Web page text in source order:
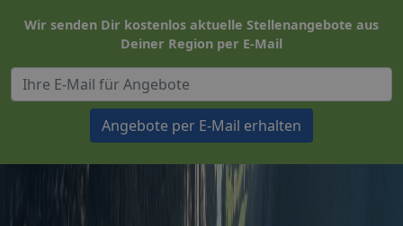
Wir senden Dir kostenlos aktuelle Stellenangebote aus
Deiner Region per E-Mail
Angebote per E-Mail erhalten